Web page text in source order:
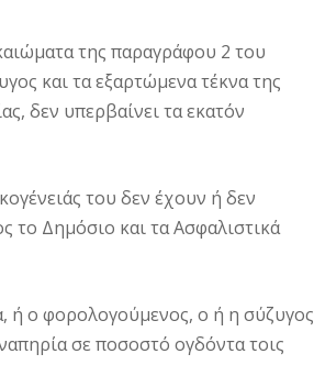
της παραγράφου 2 του
και τα εξαρτώμενα τέκνα της
δεν υπερβαίνει τα εκατόν
του δεν έχουν ή δεν
το Δημόσιο και τα Ασφαλιστικά
ή ο φορολογούμενος, ο ή η σύζυγος
σε ποσοστό ογδόντα τοις